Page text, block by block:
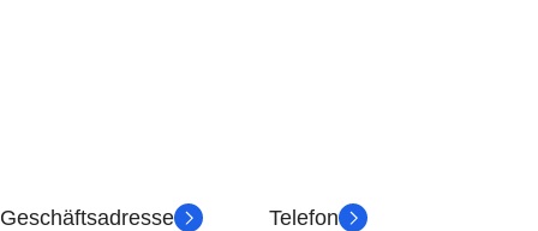
Geschäftsadresse
Telefon